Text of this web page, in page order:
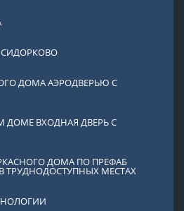
ДОМА АЭРОДВЕРЬЮ С
ДОМЕ ВХОДНАЯ ДВЕРЬ С
ДОМА ПО ПРЕФАБ
ТРУДНОДОСТУПНЫХ МЕСТАХ